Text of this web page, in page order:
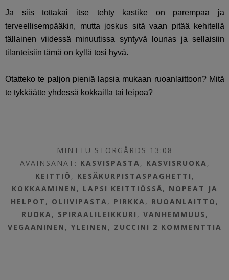
Ja siis tottakai itse tehty kastike on parempaa ja
terveellisempääkin, mutta joskus sitä vaan pitää kehitellä
tällainen viidessä minuutissa syntyvä lounas ja sellaisiin
tilanteisiin tämä on kyllä tosi hyvä.
Otatteko te paljon pieniä lapsia mukaan ruoanlaittoon? Mitä
te tykkäätte yhdessä kokkailla tai leipoa?
MINTTU STORGÅRDS 13:08
AVAINSANAT: KASVISPASTA, KASVISRUOKA,
KEITTIÖ , KESÄKURPISTASPAGHETTI ,
KOKKAAMINEN , LAPSI KEITTIÖSSÄ, NOPEAT JA
HELPOT , OLIIVIPASTA, PIRKKA, RUOANLAITTO ,
RUOKA, SPIRAALILEIKKURI , VANHEMMUUS ,
VEGAANINEN ,YLEINEN , ZUCCINI 2 KOMMENTTIA